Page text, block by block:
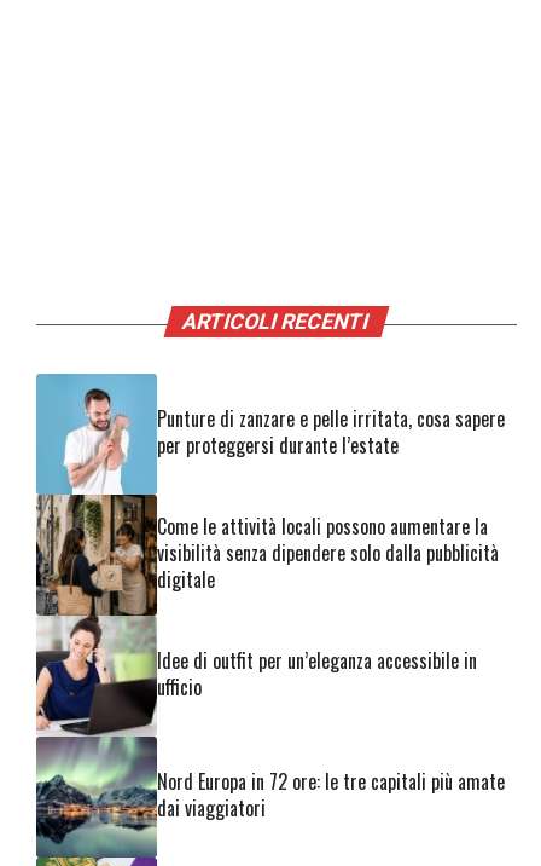
ARTICOLI RECENTI
Punture di zanzare e pelle irritata, cosa sapere
per proteggersi durante l’estate
Come le attività locali possono aumentare la
visibilità senza dipendere solo dalla pubblicità
digitale
Idee di outfit per un’eleganza accessibile in
ufficio
Nord Europa in 72 ore: le tre capitali più amate
dai viaggiatori